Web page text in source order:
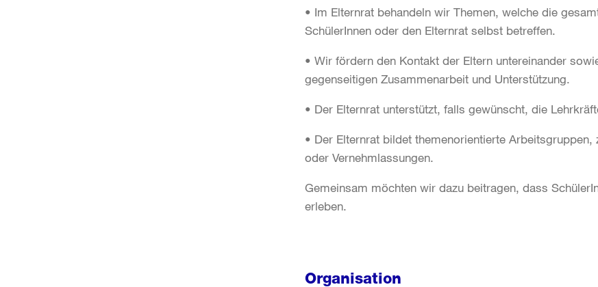
• Im Elternrat behandeln wir Themen, welche die
SchülerInnen oder den Elternrat selbst betreffen.
• Wir fördern den Kontakt der Eltern untereinander
gegenseitigen Zusammenarbeit und Unterstützung.
• Der Elternrat unterstützt, falls gewünscht, die
• Der Elternrat bildet themenorientierte
oder Vernehmlassungen.
Gemeinsam möchten wir dazu beitragen, dass
erleben.
Organisation